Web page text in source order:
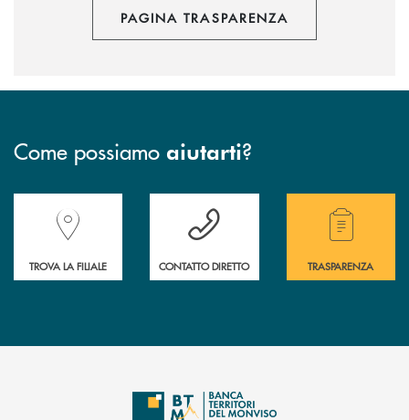
PAGINA TRASPARENZA
Come possiamo aiutarti?
Accedi all' elenco completo delle filiali della Banca.
TROVA LA FILIALE
Hai bisogno di assistenza immediata?
CONTATTO DIRETTO
Hai bisogno di
TRASPARENZA